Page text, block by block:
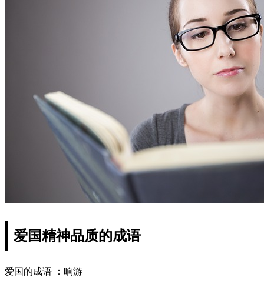
爱国精神品质的成语
爱国的成语 ：晌游